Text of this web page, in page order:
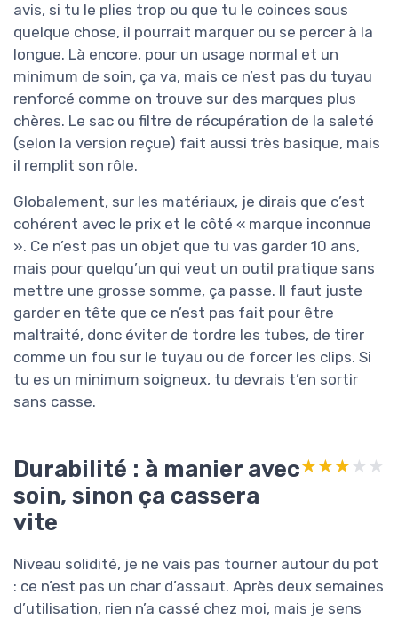
avis, si tu le plies trop ou que tu le coinces sous
quelque chose, il pourrait marquer ou se percer à la
longue. Là encore, pour un usage normal et un
minimum de soin, ça va, mais ce n’est pas du tuyau
renforcé comme on trouve sur des marques plus
chères. Le sac ou filtre de récupération de la saleté
(selon la version reçue) fait aussi très basique, mais
il remplit son rôle.
Globalement, sur les matériaux, je dirais que c’est
cohérent avec le prix et le côté « marque inconnue
». Ce n’est pas un objet que tu vas garder 10 ans,
mais pour quelqu’un qui veut un outil pratique sans
mettre une grosse somme, ça passe. Il faut juste
garder en tête que ce n’est pas fait pour être
maltraité, donc éviter de tordre les tubes, de tirer
comme un fou sur le tuyau ou de forcer les clips. Si
tu es un minimum soigneux, tu devrais t’en sortir
sans casse.
Durabilité : à manier avec
soin, sinon ça cassera
vite
★★★★★
★★★★★
Niveau solidité, je ne vais pas tourner autour du pot
: ce n’est pas un char d’assaut. Après deux semaines
d’utilisation, rien n’a cassé chez moi, mais je sens